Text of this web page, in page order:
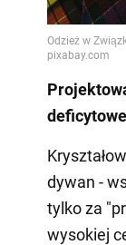
deficytowe
dywan -
tylko za
wysokiej